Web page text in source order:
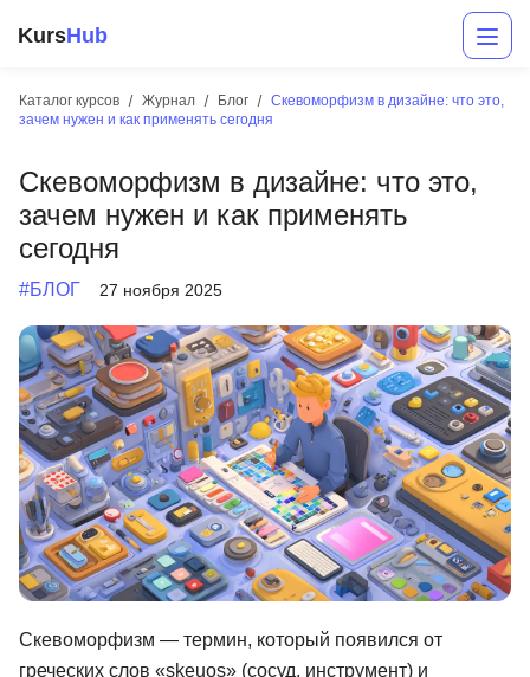
KursHub
Каталог курсов Журнал Блог
Скевоморфизм в дизайне: что это,
зачем нужен и как применять сегодня
Скевоморфизм в дизайне: что это,
зачем нужен и как применять
сегодня
#БЛОГ 27 ноября 2025
Скевоморфизм — термин, который появился от
греческих слов «skeuos» (сосуд, инструмент) и
Разработка
Маркетинг
Дизайн
Аналитика
Менеджмент
Иностранные языки
Soft Skills